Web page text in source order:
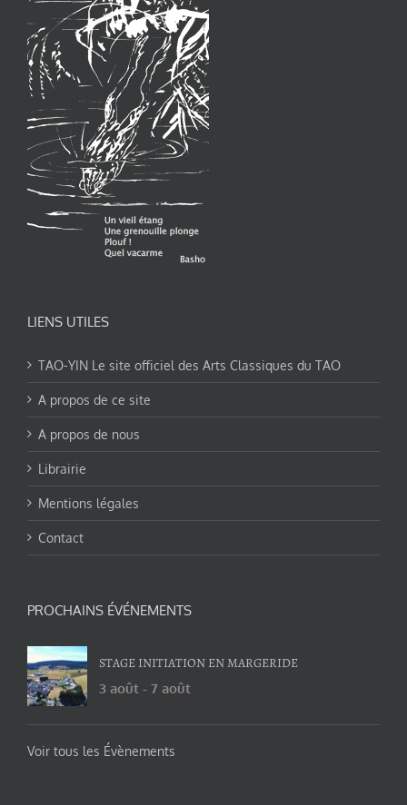
LIENS UTILES
TAO-YIN Le site officiel des Arts Classiques du TAO
A propos de ce site
A propos de nous
Librairie
Mentions légales
Contact
PROCHAINS ÉVÉNEMENTS
STAGE INITIATION EN MARGERIDE
3 août - 7 août
Voir tous les Évènements